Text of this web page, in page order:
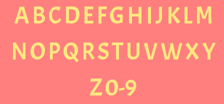
ABCDEFGH IJ KLM
NOPQRSTUVWXY
Z0-9